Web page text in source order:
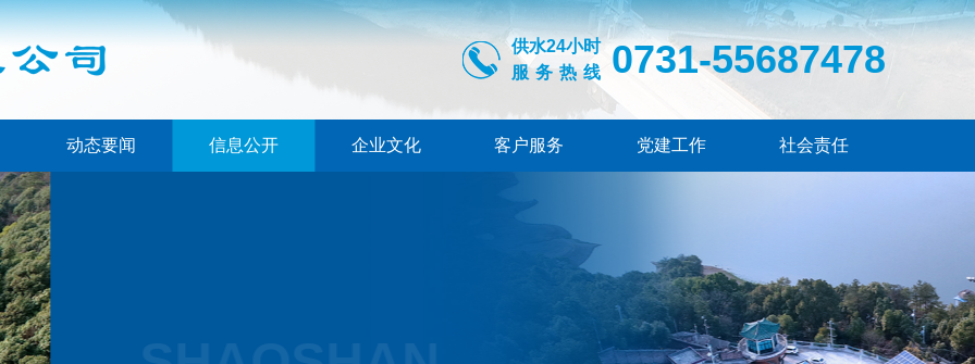
供水24小时
服务热线
0731-55687478
动态要闻 信息公开 企业文化 客户服务 党建工作 社会责任